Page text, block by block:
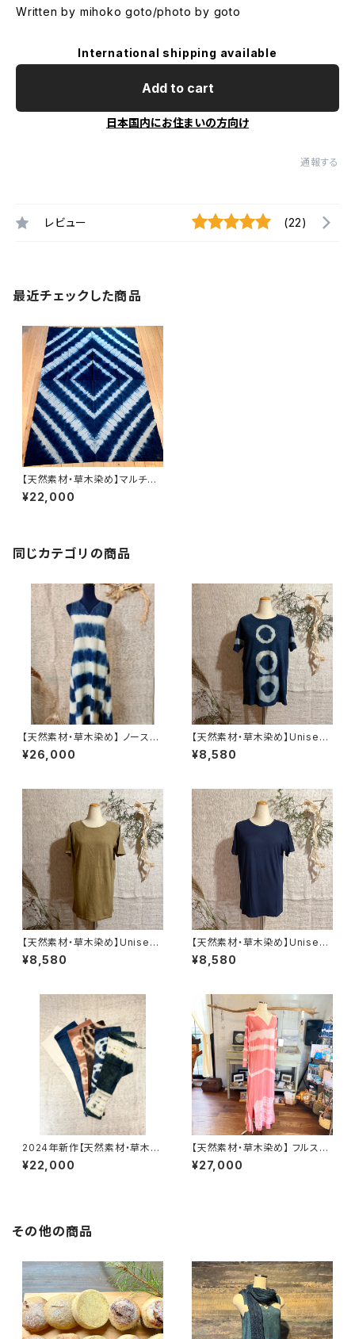
Written by mihoko goto/photo by goto
International shipping available
Add to cart
日本国内にお住まいの方向け
通報する
レビュー (22)
最近チェックした商品
【天然素材・草木染め】マルチカ
バー ヘンプコットン
¥22,000
同じカテゴリの商品
【天然素材・草木染め】 ノースリ
ーブワンピース ヘンプオーガニ
ックコットン
¥26,000
【天然素材・草木染め】Unisex
Tシャツ ヘンプコットン 柄あ
り
¥8,580
【天然素材・草木染め】Unisex
Tシャツ ヘンプコットン 無地
¥8,580
【天然素材・草木染め】Unisex
Tシャツ バンブー 無地
¥8,580
2024年新作【天然素材・草木染
め】Noragi pants ヘンプコッ
トン
¥22,000
【天然素材・草木染め】 フルスリ
ーブワンピース バンブー
¥27,000
その他の商品